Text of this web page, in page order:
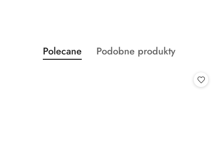
Pomiń karuzelę produktów
Produkty
o
Polecane
Produkty
Podobne produkty